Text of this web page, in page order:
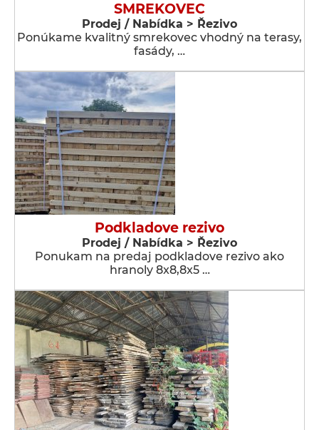
SMREKOVEC
Prodej / Nabídka > Řezivo
Ponúkame kvalitný smrekovec vhodný na terasy,
fasády, …
Podkladove rezivo
Prodej / Nabídka > Řezivo
Ponukam na predaj podkladove rezivo ako
hranoly 8x8,8x5 …